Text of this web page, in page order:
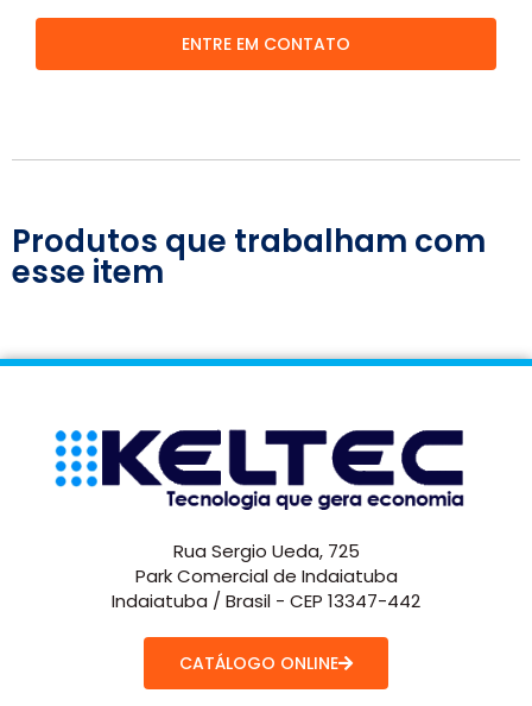
ENTRE EM CONTATO
Produtos que trabalham com
esse item
Rua Sergio Ueda, 725
Park Comercial de Indaiatuba
Indaiatuba / Brasil - CEP 13347-442
CATÁLOGO ONLINE